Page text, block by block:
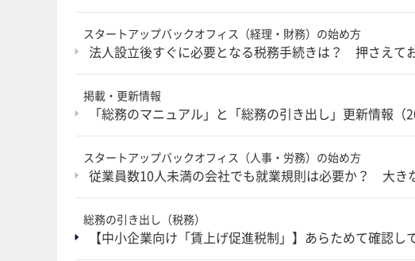
スタートアップバックオフィス（経理・財務）の始め方
法人設立後すぐに必要となる税務手続きは？ 押さえて
掲載・更新情報
「総務のマニュアル」と「総務の引き出し」更新情報（
スタートアップバックオフィス（人事・労務）の始め方
従業員数10人未満の会社でも就業規則は必要か？ 大き
総務の引き出し（税務）
【中小企業向け「賃上げ促進税制」】あらためて確認